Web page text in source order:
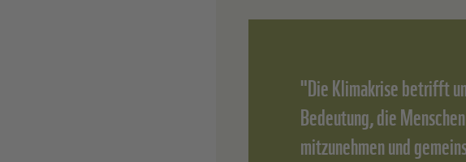
"Die Klimakrise betrifft
Bedeutung, die
mitzunehmen und